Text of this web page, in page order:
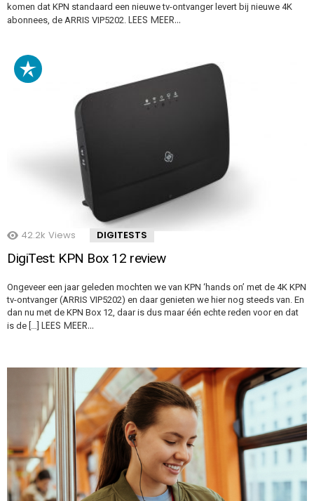
komen dat KPN standaard een nieuwe tv-ontvanger levert bij nieuwe 4K
abonnees, de ARRIS VIP5202. LEES MEER…
42.2k Views DIGITESTS
DigiTest: KPN Box 12 review
Ongeveer een jaar geleden mochten we van KPN ‘hands on’ met de 4K KPN
tv-ontvanger (ARRIS VIP5202) en daar genieten we hier nog steeds van. En
dan nu met de KPN Box 12, daar is dus maar één echte reden voor en dat
is de […] LEES MEER…